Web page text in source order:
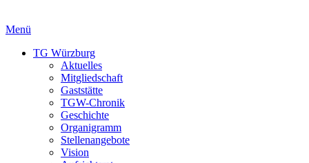
Menü
TG Würzburg
Aktuelles
Mitgliedschaft
Gaststätte
TGW-Chronik
Geschichte
Organigramm
Stellenangebote
Vision